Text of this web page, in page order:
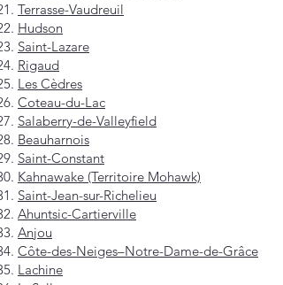
Terrasse-Vaudreuil
Hudson
Saint-Lazare
Rigaud
Les Cèdres
Coteau-du-Lac
Salaberry-de-Valleyfield
Beauharnois
Saint-Constant
Kahnawake (Territoire Mohawk)
Saint-Jean-sur-Richelieu
Ahuntsic-Cartierville
Anjou
Côte-des-Neiges–Notre-Dame-de-Grâce
Lachine